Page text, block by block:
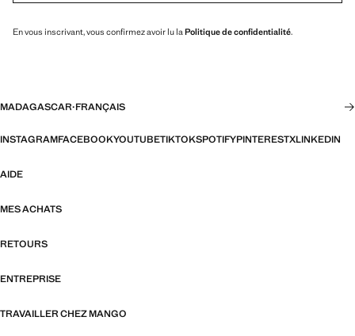
En vous inscrivant, vous confirmez avoir lu laPolitique de confidentialité.
MADAGASCAR·FRANÇAIS
INSTAGRAMFACEBOOKYOUTUBETIKTOKSPOTIFYPINTERESTXLINKEDIN
AIDE
MES ACHATS
RETOURS
ENTREPRISE
TRAVAILLER CHEZ MANGO